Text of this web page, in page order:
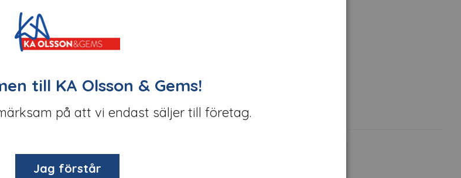
till KA Olsson & Gems!
på att vi endast säljer till företag.
Jag förstår